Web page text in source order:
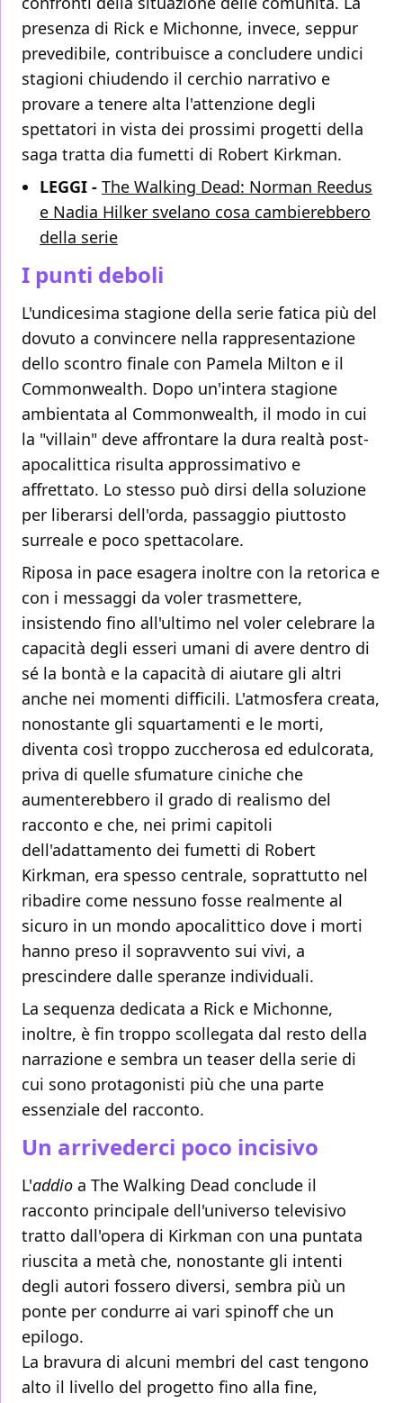
presenza di Rick e Michonne, invece, seppur
prevedibile, contribuisce a concludere undici
stagioni chiudendo il cerchio narrativo e
provare a tenere alta l'attenzione degli
spettatori in vista dei prossimi progetti della
saga tratta dia fumetti di Robert Kirkman.
LEGGI - The Walking Dead: Norman Reedus
e Nadia Hilker svelano cosa cambierebbero
della serie
I punti deboli
L'undicesima stagione della serie fatica più del
dovuto a convincere nella rappresentazione
dello scontro finale con Pamela Milton e il
Commonwealth. Dopo un'intera stagione
ambientata al Commonwealth, il modo in cui
la "villain" deve affrontare la dura realtà post-
apocalittica risulta approssimativo e
affrettato. Lo stesso può dirsi della soluzione
per liberarsi dell'orda, passaggio piuttosto
surreale e poco spettacolare.
Riposa in pace esagera inoltre con la retorica e
con i messaggi da voler trasmettere,
insistendo fino all'ultimo nel voler celebrare la
capacità degli esseri umani di avere dentro di
sé la bontà e la capacità di aiutare gli altri
anche nei momenti difficili. L'atmosfera creata,
nonostante gli squartamenti e le morti,
diventa così troppo zuccherosa ed edulcorata,
priva di quelle sfumature ciniche che
aumenterebbero il grado di realismo del
racconto e che, nei primi capitoli
dell'adattamento dei fumetti di Robert
Kirkman, era spesso centrale, soprattutto nel
ribadire come nessuno fosse realmente al
sicuro in un mondo apocalittico dove i morti
hanno preso il sopravvento sui vivi, a
prescindere dalle speranze individuali.
La sequenza dedicata a Rick e Michonne,
inoltre, è fin troppo scollegata dal resto della
narrazione e sembra un teaser della serie di
cui sono protagonisti più che una parte
essenziale del racconto.
Un arrivederci poco incisivo
L'addio a The Walking Dead conclude il
racconto principale dell'universo televisivo
tratto dall'opera di Kirkman con una puntata
riuscita a metà che, nonostante gli intenti
degli autori fossero diversi, sembra più un
ponte per condurre ai vari spinoff che un
epilogo.
La bravura di alcuni membri del cast tengono
alto il livello del progetto fino alla fine,